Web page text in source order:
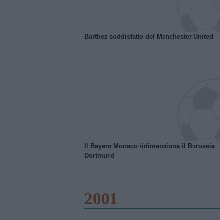
Barthez soddisfatto del Manchester United
Il Bayern Monaco ridimensiona il Borussia
Dortmund
2001